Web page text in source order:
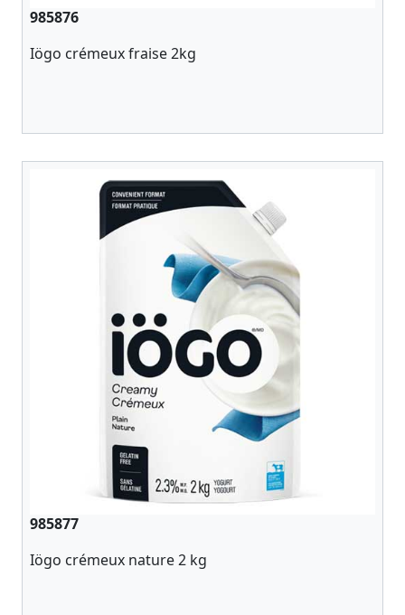
985876
Iögo crémeux fraise 2kg
985877
Iögo crémeux nature 2 kg